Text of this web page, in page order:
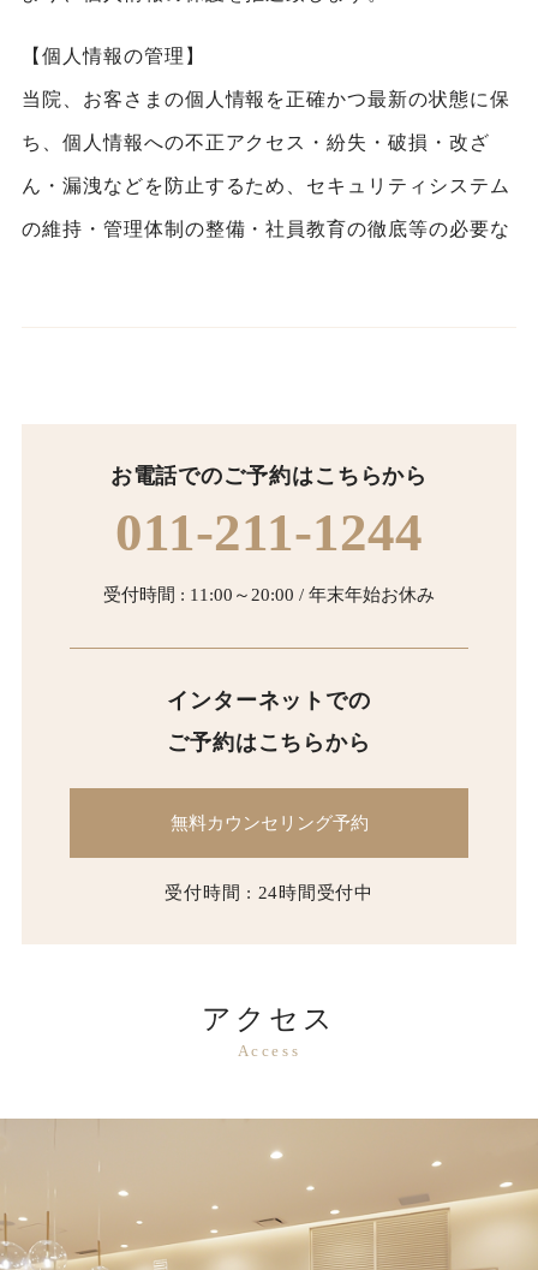
【個人情報の管理】
当院、お客さまの個人情報を正確かつ最新の状態に保
ち、個人情報への不正アクセス・紛失・破損・改ざ
ん・漏洩などを防止するため、セキュリティシステム
の維持・管理体制の整備・社員教育の徹底等の必要な
お客さまからお預かりした個人情報は、当院からのご
連絡や業務のご案内やご質問に対する回答として、電
報を第三者に開示いたしません。
・お客さまの同意がある場合
業務を委託する業者に対して開示する場合
・法令に基づき開示することが必要である場合
セキュリティに万全の対策を講じています。
をご希望される場合には、ご本人であることを確認の
上、対応させていただきます。
【法令、規範の遵守と見直し】
お電話でのご予約はこちらから
011-211-1244
受付時間 : 11:00～20:00 / 年末年始お休み
インターネットでの
ご予約はこちらから
無料カウンセリング予約
受付時間 : 24時間受付中
アクセス
Access